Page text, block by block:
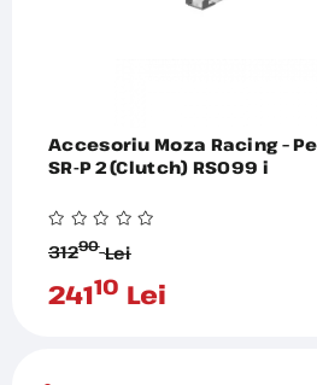
Accesoriu Moza Racing –
SR-P 2 (Clutch) RS099 i
31290 Lei
24110 Lei